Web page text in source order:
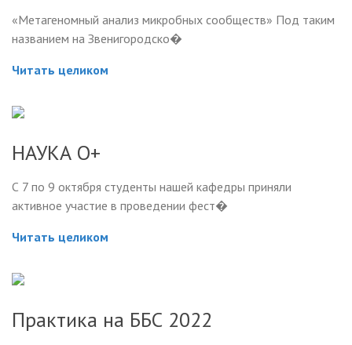
«Метагеномный анализ микробных сообществ» Под таким
названием на Звенигородско�
Читать целиком
НАУКА О+
С 7 по 9 октября студенты нашей кафедры приняли
активное участие в проведении фест�
Читать целиком
Практика на ББС 2022